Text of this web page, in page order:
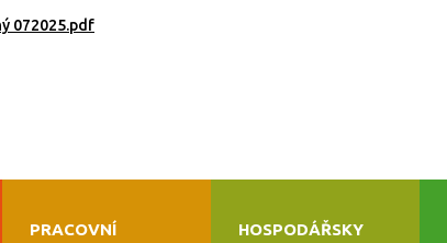
072025.pdf
PRACOVNÍ
HOSPODÁŘSKY